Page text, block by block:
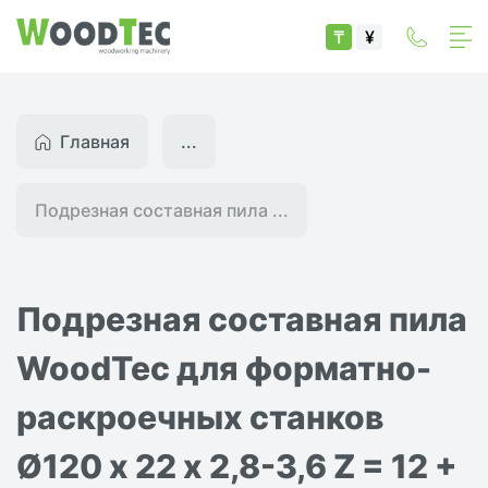
₸ ¥
Главная
Подрезная составная пила ...
...
Подрезная составная пила
WoodTec для форматно-
раскроечных станков
Ø120 х 22 х 2,8-3,6 Z = 12 +